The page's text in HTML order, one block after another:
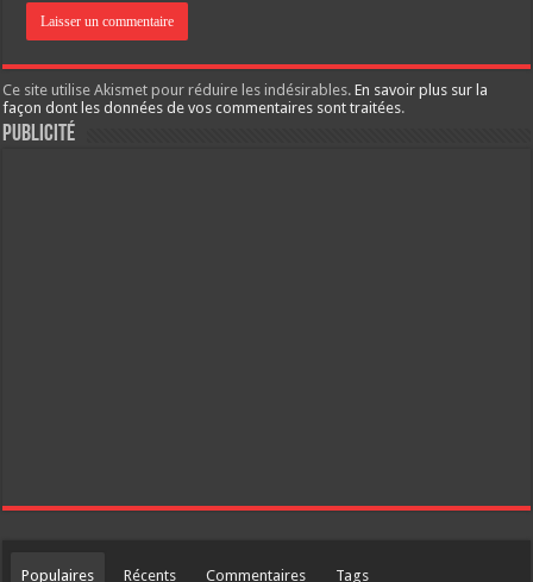
Ce site utilise Akismet pour réduire les indésirables.En savoir plus sur la
façon dont les données de vos commentaires sont traitées.
Publicité
Populaires Récents Commentaires Tags